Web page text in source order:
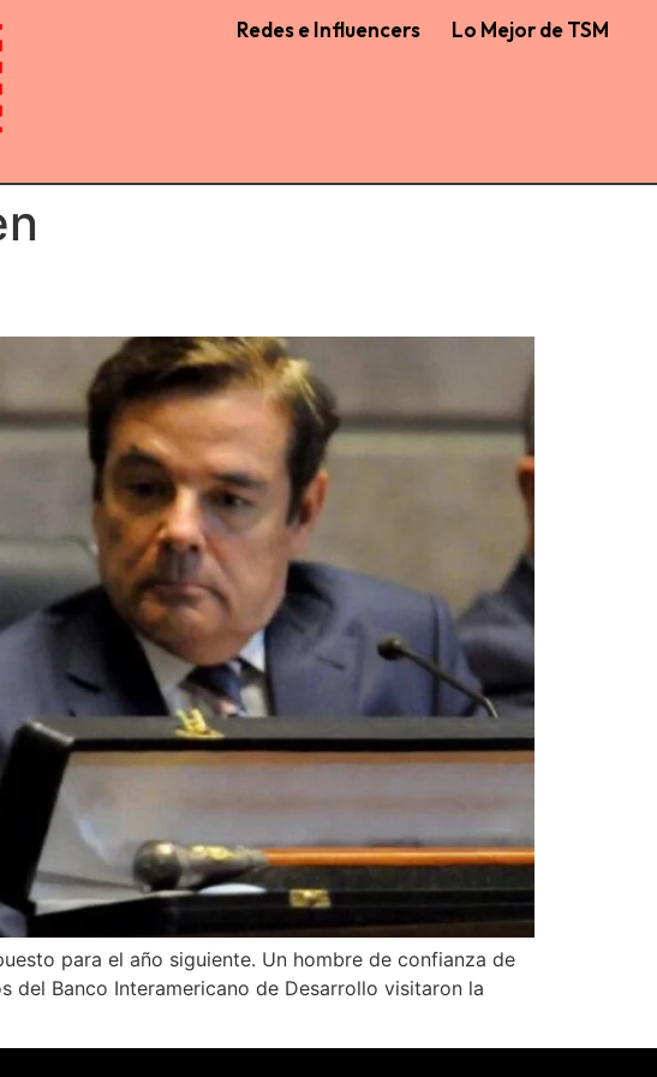
Redes e Influencers Lo Mejor de TSM
para el año siguiente. Un hombre de confianza de
del Banco Interamericano de Desarrollo visitaron la